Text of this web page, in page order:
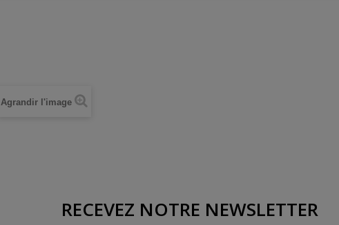
Agrandir l'image
RECEVEZ NOTRE NEWSLETTER